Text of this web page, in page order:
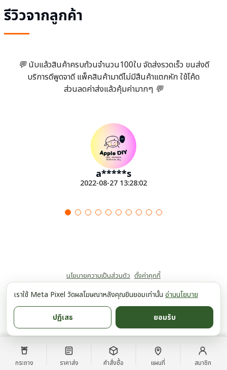
รีวิวจากลูกค้า
💬นับแล้วสินค้าครบถ้วนจำนวน100ใบ จัดส่งรวดเร็ว ขนส่งดี
บริการดีพูดจาดี แพ็คสินค้ามาดีไม่มีสืนค้าแตกหัก ใช้โค้ด
ส่วนลดค่าส่งแล้วคุ้มค่ามากๆ 💬
a*****s
2022-08-27 13:28:02
นโยบายความเป็นส่วนตัว ตั้งค่าคุกกี้
กระถาง ราคาส่ง คำสั่งซื้อ แผนที่ สมาชิก
เราใช้ Meta Pixel วัดผลโฆษณาหลังคุณยินยอมเท่านั้น อ่านนโยบาย
ปฏิเสธ ยอมรับ